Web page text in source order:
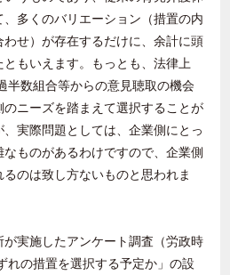
多くのバリエーション（措置の内
せ）が存在するだけに、余計に頭
もいえます。もっとも、法律上
半数組合等からの意見聴取の機会
ニーズを踏まえて選択することが
実際問題としては、企業側にとっ
ものがあるわけですので、企業側
のは致し方ないものと思われま
実施したアンケート調査（労政時
れの措置を選択する予定か」の設